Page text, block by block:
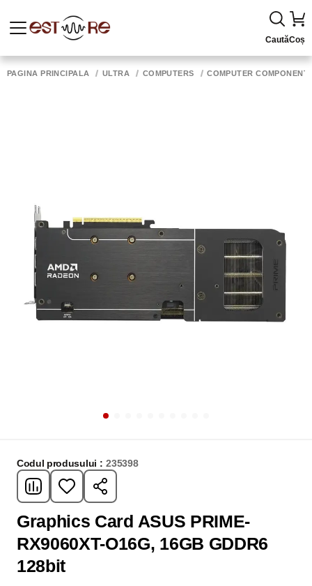
CautăCoș
PAGINA PRINCIPALĂ ULTRA COMPUTERS COMPUTER
Codul produsului : 235398
Graphics Card ASUS PRIME-
RX9060XT-O16G, 16GB GDDR6
128bit